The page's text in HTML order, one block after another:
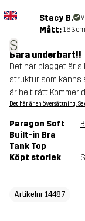
S
Stacy B.
Mått:
Bara underbart!!
Det här plagget är
struktur som känns
är helt rätt Kommer
Det här är en översättning.
Paragon Soft
Built-in Bra
Tank Top
Köpt storlek S
Artikelnr 14487